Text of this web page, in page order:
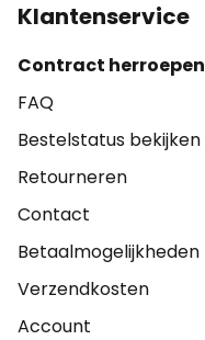
Klantenservice
Contract herroepen
FAQ
Bestelstatus bekijken
Retourneren
Contact
Betaalmogelijkheden
Verzendkosten
Account